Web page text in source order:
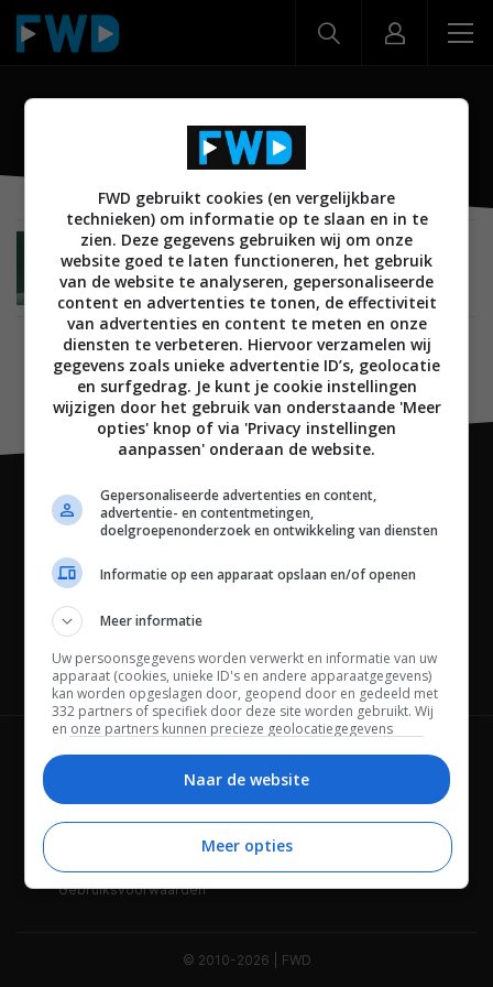
Moto G8 Plus
MOBILE 24 OKTOBER 2019
Motorola Moto G8 Plus aangekondigd met grote
batterij en drie camera’s
Channels
Wie is FWD Privacybeleid
Adverteren Contact
Gebruiksvoorwaarden
© 2010-2026 | FWD
FWD gebruikt cookies (en vergelijkbare
technieken) om informatie op te slaan en in te
zien. Deze gegevens gebruiken wij om onze
website goed te laten functioneren, het gebruik
van de website te analyseren, gepersonaliseerde
content en advertenties te tonen, de effectiviteit
van advertenties en content te meten en onze
diensten te verbeteren. Hiervoor verzamelen wij
gegevens zoals unieke advertentie ID’s, geolocatie
en surfgedrag. Je kunt je cookie instellingen
wijzigen door het gebruik van onderstaande 'Meer
opties' knop of via 'Privacy instellingen
aanpassen' onderaan de website.
Gepersonaliseerde advertenties en content,
advertentie- en contentmetingen,
doelgroepenonderzoek en ontwikkeling van diensten
Informatie op een apparaat opslaan en/of openen
Meer informatie
Uw persoonsgegevens worden verwerkt en informatie van uw
apparaat (cookies, unieke ID's en andere apparaatgegevens)
kan worden opgeslagen door, geopend door en gedeeld met
332 partners of specifiek door deze site worden gebruikt. Wij
en onze partners kunnen precieze geolocatiegegevens
Bepaalde leveranciers kunnen uw persoonsgegevens
beheren. Zoek onderaan deze pagina of in het sitemenu naar
een link om uw toestemming te beheren of in te trekken via de
privacy- en cookie-instellingen.
Naar de website
Meer opties